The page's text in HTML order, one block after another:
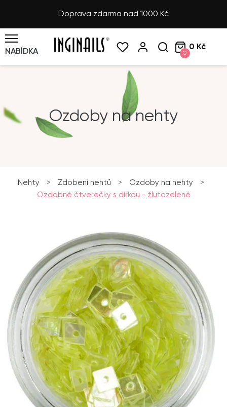
Doprava zdarma nad 1000 Kč
NABÍDKA 0
0 Kč
Ozdoby na nehty
Nehty > Zdobení nehtů > Ozdoby na nehty
>
Ozdobné čtverečky s dírkou - žlutozelené